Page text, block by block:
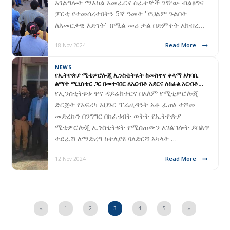
አገልግሎት ማእከል አመራርና ሰራተኞች ገዥው ብልፅግና
ፓርቲ የተመሰረተበትን 5ኛ ዓመት ''የህልም ጉልበት
ለእመርታዊ እድገት'' በሚል መሪ ቃል በድምቀት አክብረ…
18 Nov 2024 Read More
NEWS
የኢትዮጵያ ሚቲዎሮሎጂ ኢንስቲትዪት ከመስኖና ቆላማ አካባቢ
ልማት ሚኒስቴር ጋር በመተባበር ለአርብቶ አደርና ለከፊል አርብቶ
አደሩ የአየር ሁኔታና ጠባይ ቅድመ ማስጠንቀቂያ ስራዎችን ለመስራት
የኢንስቲትዩቱ ዋና ዳይሬክተርና በአለም የሚቲዎሮሎጂ
ድርጅት የአፍሪካ አህጉር ፕሬዚዳንት አቶ ፈጠነ ተሾመ
መድረኩን በንግግር በከፈቱበት ወቅት የኢትዮጵያ
ሚቲዎሮሎጂ ኢንስቲትዩት የሚሰጠውን አገልግሎት ይበልጥ
ተደራሽ ለማድረግ ከተለያዩ ባለድርሻ አካላት …
12 Nov 2024 Read More
« 1 2 3 4 5 »